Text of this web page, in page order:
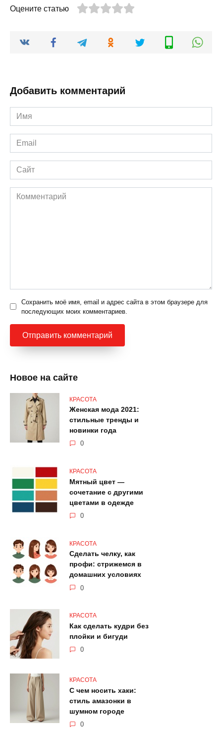
Оцените статью
Добавить комментарий
Имя
*
Email
*
Сайт
Комментарий
Сохранить моё имя, email и адрес сайта в этом браузере для
последующих моих комментариев.
Новое на сайте
КРАСОТА
Женская мода 2021:
стильные тренды и
новинки года
0
КРАСОТА
Мятный цвет —
сочетание с другими
цветами в одежде
0
КРАСОТА
Сделать челку, как
профи: стрижемся в
домашних условиях
0
КРАСОТА
Как сделать кудри без
плойки и бигуди
0
КРАСОТА
С чем носить хаки:
стиль амазонки в
шумном городе
0